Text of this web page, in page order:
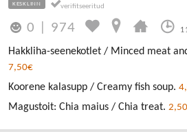
KESKLINN
0 974
Hakkliha-seenekotlet / Minced meat
7,50€
Koorene kalasupp / Creamy fish soup.
Magustoit: Chia maius / Chia treat.